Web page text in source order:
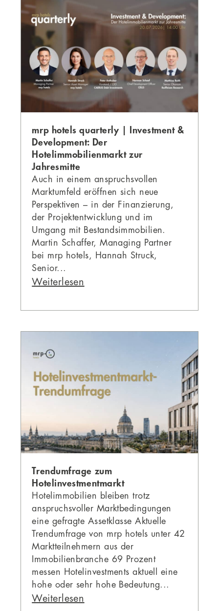
mrp hotels quarterly | Investment &
Development: Der
Hotelimmobilienmarkt zur
Jahresmitte
Auch in einem anspruchsvollen
Marktumfeld eröffnen sich neue
Perspektiven – in der Finanzierung,
der Projektentwicklung und im
Umgang mit Bestandsimmobilien.
Martin Schaffer, Managing Partner
bei mrp hotels, Hannah Struck,
Senior...
Weiterlesen
Trendumfrage zum
Hotelinvestmentmarkt
Hotelimmobilien bleiben trotz
anspruchsvoller Marktbedingungen
eine gefragte Assetklasse Aktuelle
Trendumfrage von mrp hotels unter 42
Marktteilnehmern aus der
Immobilienbranche 69 Prozent
messen Hotelinvestments aktuell eine
hohe oder sehr hohe Bedeutung...
Weiterlesen